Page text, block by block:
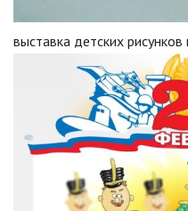
выставка детских